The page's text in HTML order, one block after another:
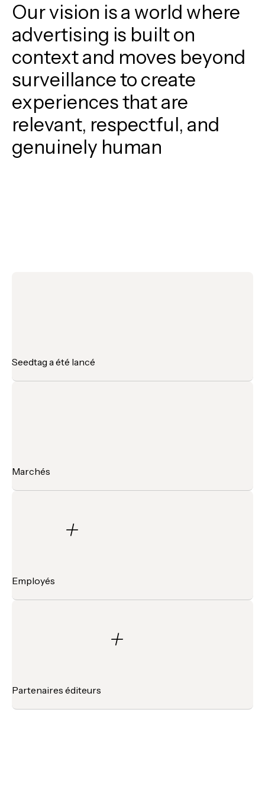
Ourvision isa world where
advertising is builton
contextand moves beyond
surveillanceto create
experiencesthatare
relevant, respectful, and
genuinely human
Seedtag a été lancé
Marchés
+
Employés
+
Partenaires éditeurs